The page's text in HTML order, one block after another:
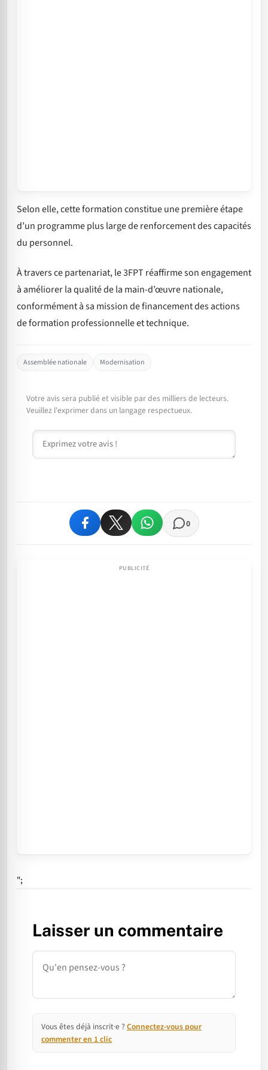
Selon elle, cette formation constitue une première étape
d’un programme plus large de renforcement des capacités
du personnel.
À travers ce partenariat, le 3FPT réaffirme son engagement
à améliorer la qualité de la main-d’œuvre nationale,
conformément à sa mission de financement des actions
de formation professionnelle et technique.
Assemblée nationale Modernisation
Votre avis sera publié et visible par des milliers de lecteurs.
Veuillez l'exprimer dans un langage respectueux.
Commentaire
0
";
Laisser un commentaire
Commentaire
Vous êtes déjà inscrit·e ? Connectez-vous pour
commenter en 1 clic